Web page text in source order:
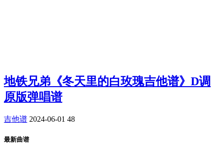
地铁兄弟《冬天里的白玫瑰吉他谱》D调
原版弹唱谱
吉他谱 2024-06-01 48
最新曲谱